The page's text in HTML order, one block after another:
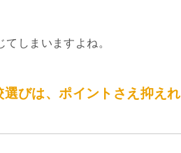
しまいますよね。
びは、ポイントさえ抑え